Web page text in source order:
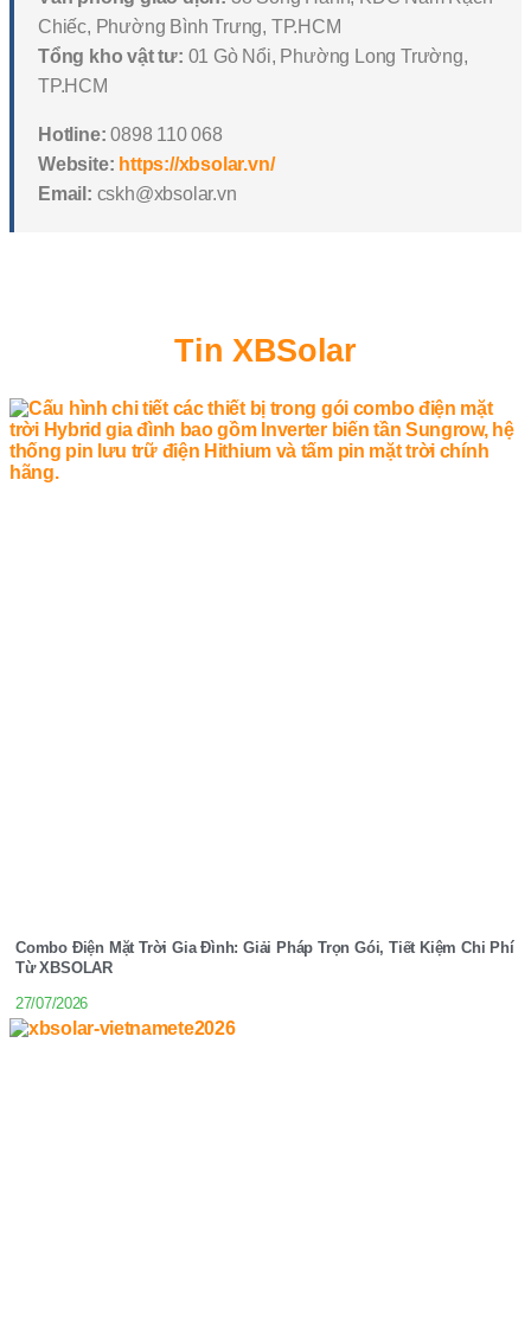
Chiếc, Phường Bình Trưng, TP.HCM
Tổng kho vật tư: 01 Gò Nổi, Phường Long Trường,
TP.HCM
Hotline: 0898 110 068
Website: https://xbsolar.vn/
Email: cskh@xbsolar.vn
Tin XBSolar
Combo Điện Mặt Trời Gia Đình: Giải Pháp Trọn Gói, Tiết Kiệm Chi Phí
Từ XBSOLAR
27/07/2026